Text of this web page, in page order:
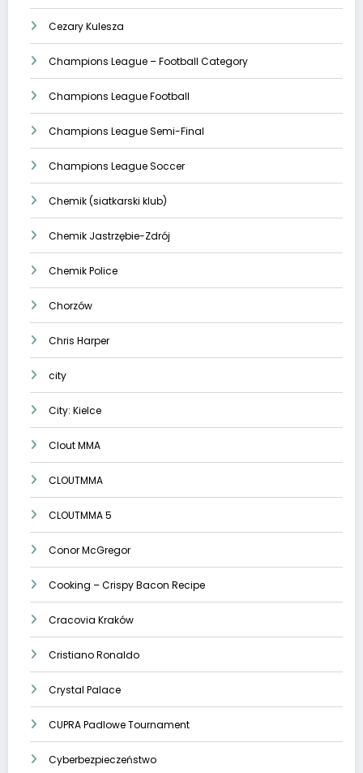
Cezary Kulesza
Champions League – Football Category
Champions League Football
Champions League Semi-Final
Champions League Soccer
Chemik (siatkarski klub)
Chemik Jastrzębie-Zdrój
Chemik Police
Chorzów
Chris Harper
city
City: Kielce
Clout MMA
CLOUTMMA
CLOUTMMA 5
Conor McGregor
Cooking – Crispy Bacon Recipe
Cracovia Kraków
Cristiano Ronaldo
Crystal Palace
CUPRA Padlowe Tournament
Cyberbezpieczeństwo